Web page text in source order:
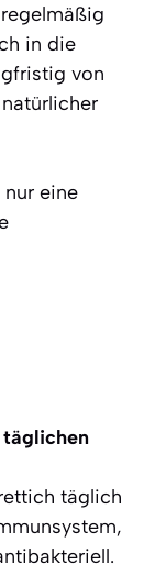
in die
von
eine
täglich